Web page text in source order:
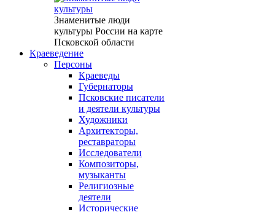
Знаменитые люди
культуры России на карте
Псковской области
Краеведение
Персоны
Краеведы
Губернаторы
Псковские писатели
и деятели культуры
Художники
Архитекторы,
реставраторы
Исследователи
Композиторы,
музыканты
Религиозные
деятели
Исторические